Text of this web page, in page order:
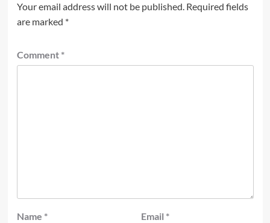
Your email address will not be published. Required fields
are marked *
Comment *
Name * Email *